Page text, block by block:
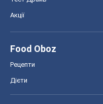
Акції
Food Oboz
Рецепти
Дієти